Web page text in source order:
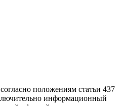
положениям статьи 437
информационный